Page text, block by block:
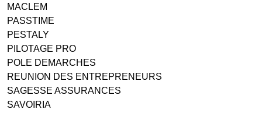
MACLEM
PASSTIME
PESTALY
PILOTAGE PRO
POLE DEMARCHES
REUNION DES ENTREPRENEURS
SAGESSE ASSURANCES
SAVOIRIA